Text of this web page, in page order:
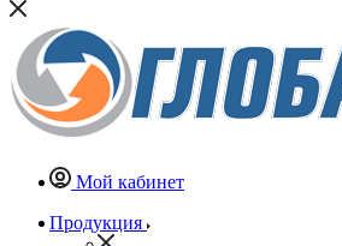
Мой кабинет
Продукция